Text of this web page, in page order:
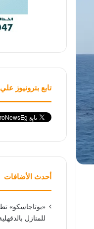
تابع بترونيوز علي
أحدث الأضافات
«بوتاجاسكو»
للمنازل